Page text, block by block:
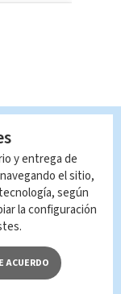
y entrega de
el sitio,
según
la configuración
ACUERDO